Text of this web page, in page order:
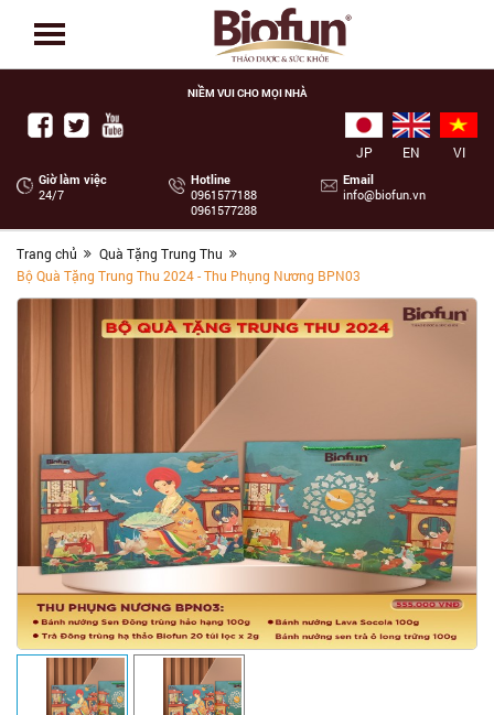
NIỀM VUI CHO MỌI NHÀ
VI
EN
JP
Giờ làm việc
24/7
Hotline
‭0961577188
0961577288
Email
info@biofun.vn
Trang chủ
Quà Tặng Trung Thu
Bộ Quà Tặng Trung Thu 2024 - Thu Phụng Nương BPN03